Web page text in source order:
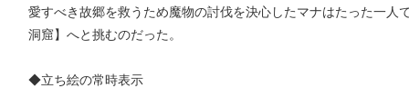
愛すべき故郷を救うため魔物の討伐を決心したマナはたった一人
洞窟】へと挑むのだった。
◆立ち絵の常時表示